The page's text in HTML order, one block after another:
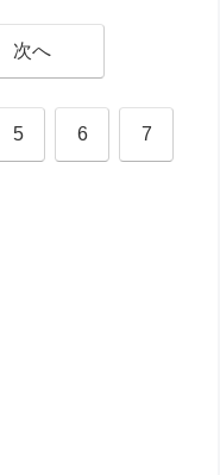
次へ
5 6 7